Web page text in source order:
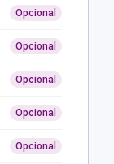
Opcional
Opcional
Opcional
Opcional
Opcional